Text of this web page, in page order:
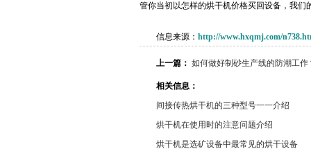
管你当初以怎样的烘干机价格买回设备，我们
信息来源： http://www.hxqmj.com/
上一篇： 如何做好制砂生产线的防潮工作
相关信息：
间接传热烘干机的三种型号一一介绍
烘干机在使用时的注意问题介绍
烘干机是选矿设备中最常见的烘干设备